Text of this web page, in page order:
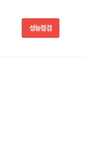
성능점검